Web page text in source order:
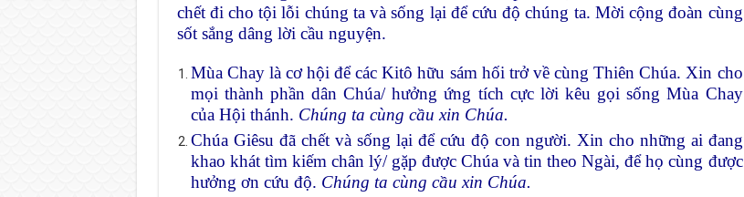
chết đi cho tội lỗi chúng ta và sống lại để cứu độ chúng ta. Mời cộng đoàn cùng
sốt sắng dâng lời cầu nguyện.
Mùa Chay là cơ hội để các Kitô hữu sám hối trở về cùng Thiên Chúa. Xin cho
mọi thành phần dân Chúa/ hưởng ứng tích cực lời kêu gọi sống Mùa Chay
của Hội thánh. Chúng ta cùng cầu xin Chúa.
Chúa Giêsu đã chết và sống lại để cứu độ con người. Xin cho những ai đang
khao khát tìm kiếm chân lý/ gặp được Chúa và tin theo Ngài, để họ cùng được
hưởng ơn cứu độ. Chúng ta cùng cầu xin Chúa.